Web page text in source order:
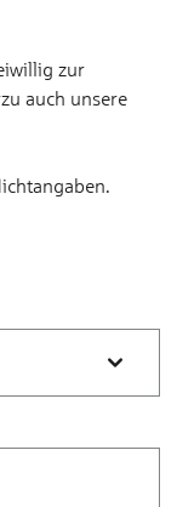
zur
auch unsere